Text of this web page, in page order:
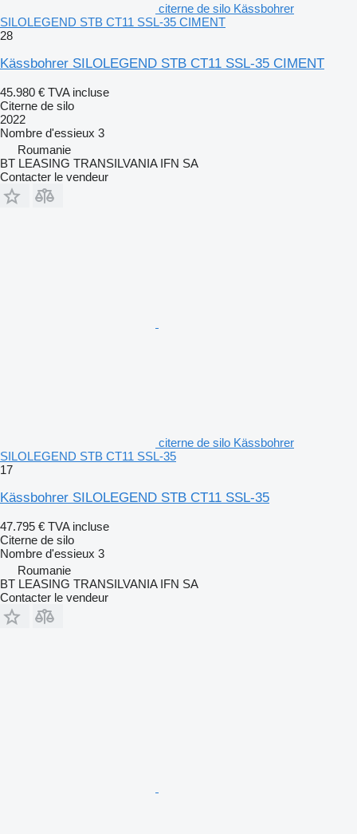
citerne de silo Kässbohrer
SILOLEGEND STB CT11 SSL-35 CIMENT
28
Kässbohrer SILOLEGEND STB CT11 SSL-35 CIMENT
45.980 € TVA incluse
Citerne de silo
2022
Nombre d'essieux 3
Roumanie
BT LEASING TRANSILVANIA IFN SA
Contacter le vendeur
citerne de silo Kässbohrer
SILOLEGEND STB CT11 SSL-35
17
Kässbohrer SILOLEGEND STB CT11 SSL-35
47.795 € TVA incluse
Citerne de silo
Nombre d'essieux 3
Roumanie
BT LEASING TRANSILVANIA IFN SA
Contacter le vendeur